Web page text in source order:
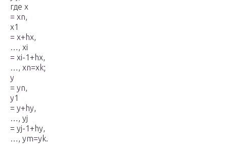
где x
= xn,
x1
= x+hx,
…, xi
= xi-1+hx,
…, xn=xk;
y
= yn,
y1
= y+hy,
…, yj
= yj-1+hy,
…, ym=yk.